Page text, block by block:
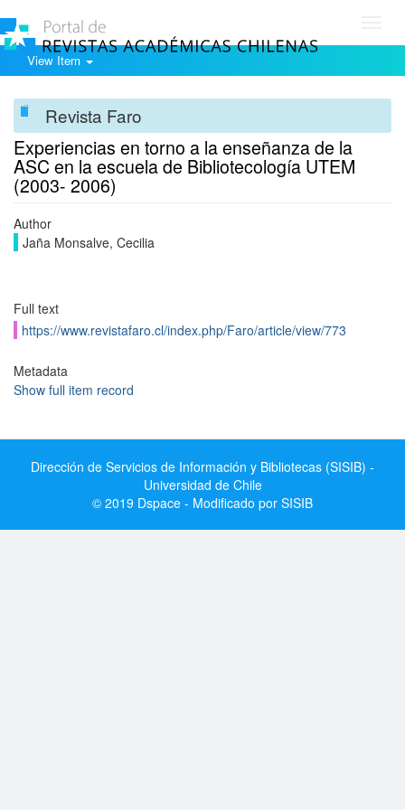
View Item
Revista Faro
Experiencias en torno a la enseñanza de la
ASC en la escuela de Bibliotecología UTEM
(2003- 2006)
Author
Jaña Monsalve, Cecilia
Full text
https://www.revistafaro.cl/index.php/Faro/article/view/773
Metadata
Show full item record
Dirección de Servicios de Información y Bibliotecas (SISIB) -
Universidad de Chile
© 2019 Dspace - Modificado por SISIB